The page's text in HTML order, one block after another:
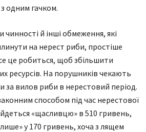
одним гачком.
й інші обмеження, які
на нерест риби, простіше
це робиться, щоб збільшити
ресурсів. На порушників чекають
за вилов риби в нерестовий період.
способом під час нерестової
«щасливцю» в 510 гривень,
у 170 гривень, хоча з лящем